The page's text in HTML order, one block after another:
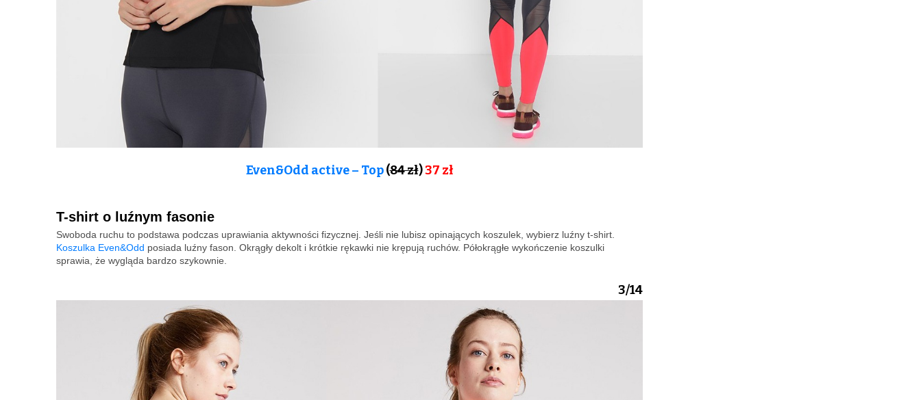
Even&Odd active – Top(84 zł)37 zł
T-shirt o luźnym fasonie
Swoboda ruchu to podstawa podczas uprawiania aktywności fizycznej. Jeśli nie lubisz opinających koszulek, wybierz luźny t-shirt.
Koszulka Even&Odd posiada luźny fason. Okrągły dekolt i krótkie rękawki nie krępują ruchów. Półokrągłe wykończenie koszulki
sprawia, że wygląda bardzo szykownie.
3/14